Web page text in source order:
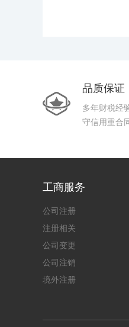
品质保证
多年财税经
守信用重合
工商服务
公司注册
注册相关
公司变更
公司注销
境外注册